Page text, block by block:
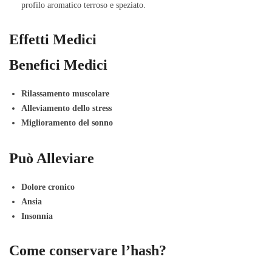
profilo aromatico terroso e speziato.
Effetti Medici
Benefici Medici
Rilassamento muscolare
Alleviamento dello stress
Miglioramento del sonno
Può Alleviare
Dolore cronico
Ansia
Insonnia
Come conservare l’hash?